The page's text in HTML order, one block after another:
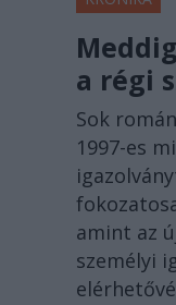
a régi
Sok
1997-es
amint az
személyi